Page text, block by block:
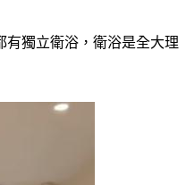
有獨立衛浴，衛浴是全大理